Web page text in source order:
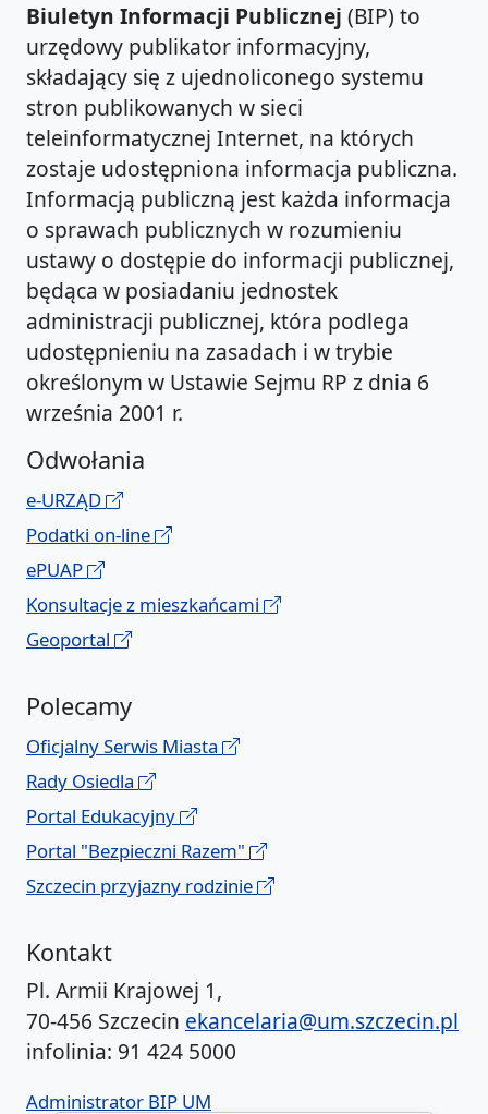
Biuletyn Informacji Publicznej (BIP) to
urzędowy publikator informacyjny,
składający się z ujednoliconego systemu
stron publikowanych w sieci
teleinformatycznej Internet, na których
zostaje udostępniona informacja publiczna.
Informacją publiczną jest każda informacja
o sprawach publicznych w rozumieniu
ustawy o dostępie do informacji publicznej,
będąca w posiadaniu jednostek
administracji publicznej, która podlega
udostępnieniu na zasadach i w trybie
określonym w Ustawie Sejmu RP z dnia 6
września 2001 r.
Odwołania
e-URZĄD
Podatki on-line
ePUAP
Konsultacje z mieszkańcami
Geoportal
Polecamy
Oficjalny Serwis Miasta
Rady Osiedla
Portal Edukacyjny
Portal "Bezpieczni Razem"
Szczecin przyjazny rodzinie
Kontakt
Pl. Armii Krajowej 1,
70-456 Szczecin ekancelaria@um.szczecin.pl
infolinia: 91 424 5000
Administrator BIP UM